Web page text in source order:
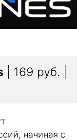
| 169 руб. |
начиная с